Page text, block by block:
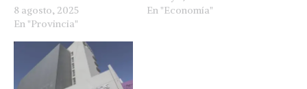
8 agosto, 2025
En "Provincia"
En "Economía"